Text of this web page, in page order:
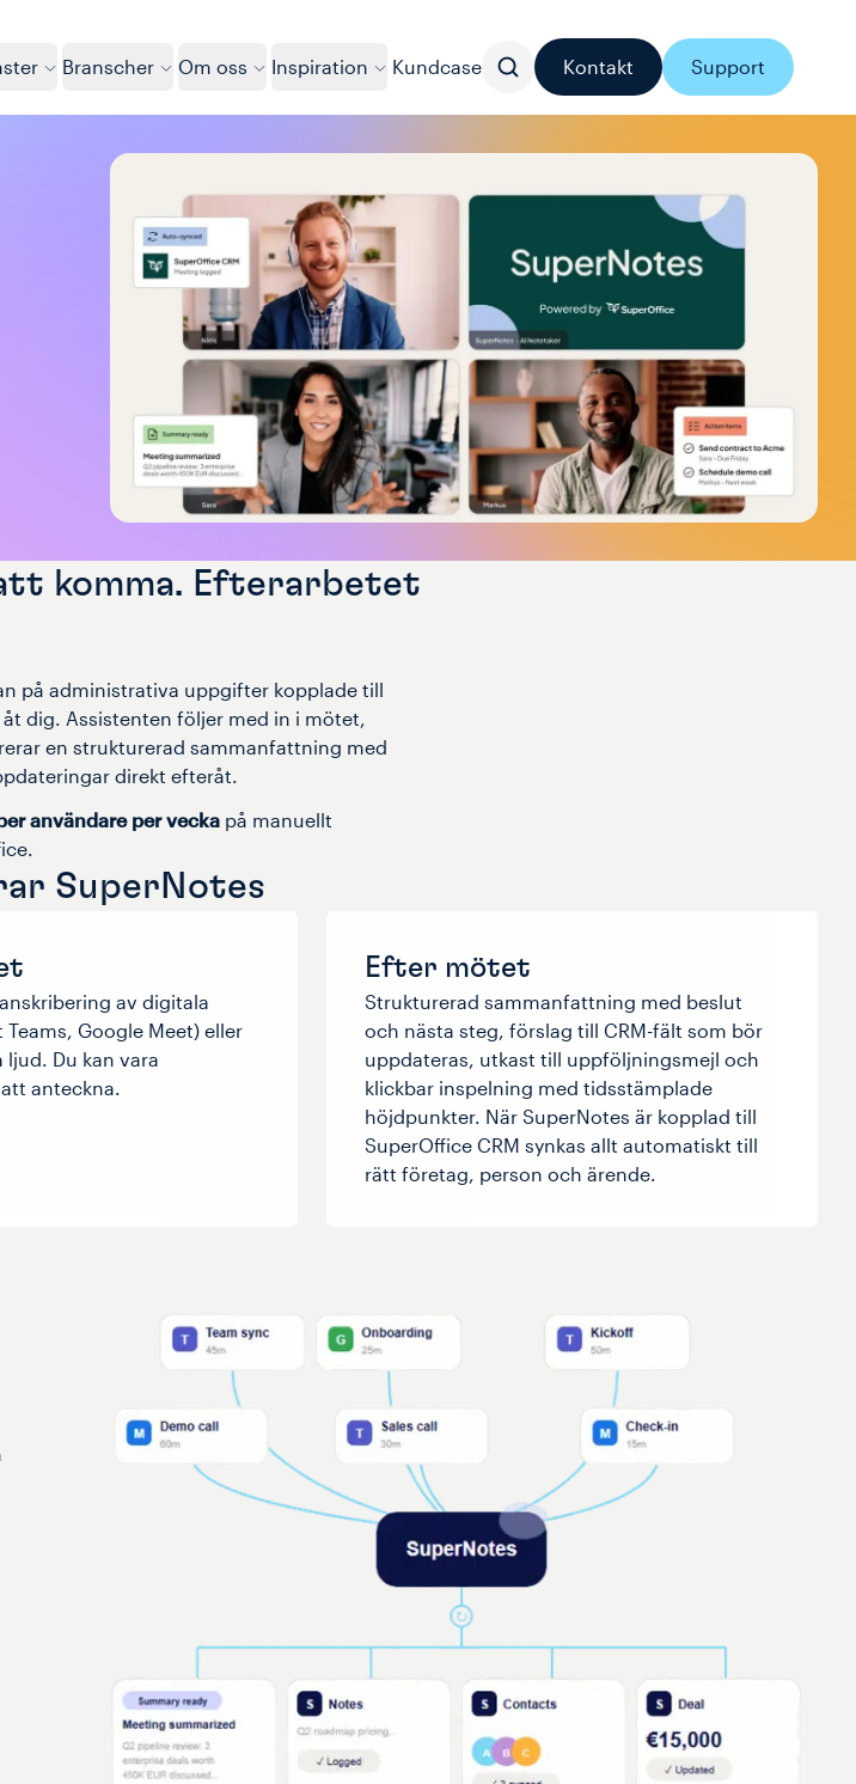
Branscher Om oss Inspiration Kundcase Kontakt Support
komma. Efterarbetet
på administrativa uppgifter kopplade till
dig. Assistenten följer med in i mötet,
en strukturerad sammanfattning med
direkt efteråt.
användare per vecka på manuellt
SuperNotes
av digitala
Google Meet) eller
ljud. Du kan vara
anteckna.
Efter mötet
Strukturerad sammanfattning med beslut
och nästa steg, förslag till CRM-fält som bör
uppdateras, utkast till uppföljningsmejl och
klickbar inspelning med tidsstämplade
höjdpunkter. När SuperNotes är kopplad till
SuperOffice CRM synkas allt automatiskt till
rätt företag, person och ärende.